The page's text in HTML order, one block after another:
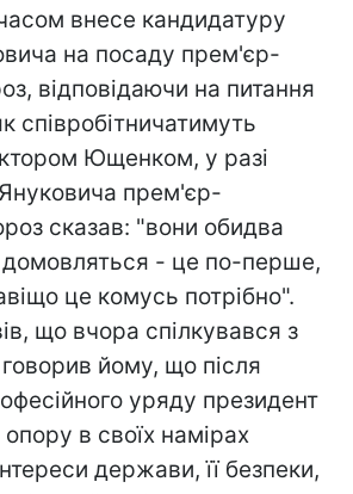
внесе кандидатуру
на посаду прем'єр-
відповідаючи на питання
співробітничатимуть
Ющенком, у разі
прем'єр-
сказав: "вони обидва
домовляться - це по-перше,
це комусь потрібно".
що вчора спілкувався з
йому, що після
уряду президент
в своїх намірах
держави, її безпеки,